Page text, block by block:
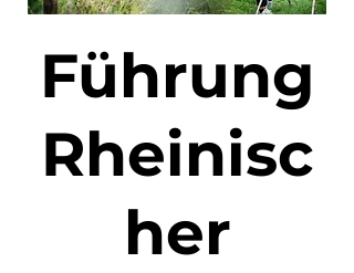
Führung
Rheinisc
her